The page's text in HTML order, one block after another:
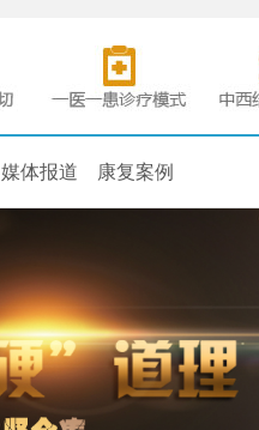
媒体报道 康复案例